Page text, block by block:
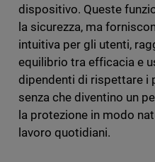
dispositivo. Queste
la sicurezza, ma
intuitiva per gli utenti,
equilibrio tra efficacia e
dipendenti di rispettare i
senza che diventino un
la protezione in modo
lavoro quotidiani.